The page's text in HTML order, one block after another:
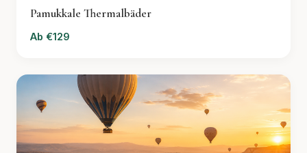
Pamukkale Thermalbäder
Ab €129